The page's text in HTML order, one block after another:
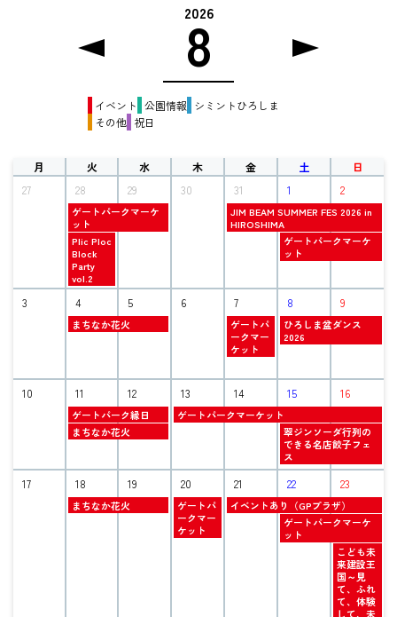
イベント 公園情報 シミントひろしま
その他 祝日
2026
8
月 火 水 木 金 土
日
27
28 29 30 31 1 2
火
曜
日,
7
月
28th
2026
ゲートパークマーケ
ット
金
曜
日,
2026
JIM BEAM SUMMER FES 2026 in
HIROSHIMA
火
曜
日,
7
月
28th
2026
Plic Ploc
Block
Party
vol.2
土
曜
日,
月
1st
2026
ゲートパークマーケ
ット
3 4 5 6 7 8 9
火
曜
2026
まちなか花火
金
曜
日,
8
2026
ゲートパ
ークマー
ケット
土
曜
日,
2026
ひろしま盆ダンス
2026
10 11 12 13 14 15 16
火
曜
日,
2026
ゲートパーク縁日
木
曜
2026
ゲートパークマーケット
火
曜
8
月
11th
2026
まちなか花火
土
曜
日,
8
月
15th
2026
翠ジンソーダ行列の
できる名店餃子フェ
ス
17 18 19 20 21 22 23
火
曜
まちなか花火
木
曜
日,
8
ゲートパ
ークマー
ケット
金
曜
イベントあり（GPプラザ）
土
曜
日,
ゲートパークマーケ
ット
日
曜
日,
8
月
23rd
こども未
来建設王
国～見
て、ふれ
て、体験
して、未